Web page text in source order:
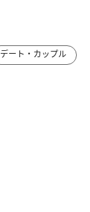
デート・カップル